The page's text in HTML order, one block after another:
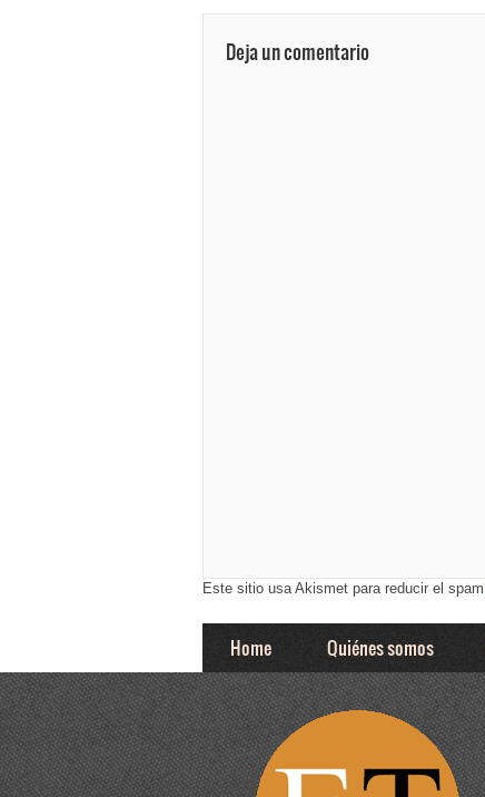
Deja un comentario
Este sitio usa Akismet para reducir el spam.
Home Quiénes somos